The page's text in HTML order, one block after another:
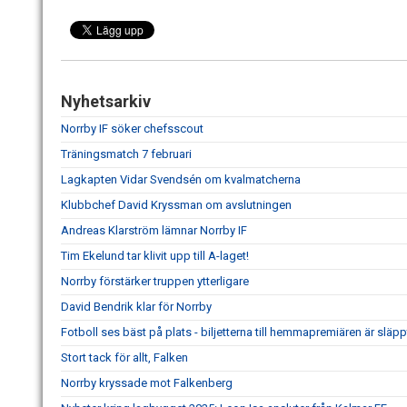
Nyhetsarkiv
Norrby IF söker chefsscout
Träningsmatch 7 februari
Lagkapten Vidar Svendsén om kvalmatcherna
Klubbchef David Kryssman om avslutningen
Andreas Klarström lämnar Norrby IF
Tim Ekelund tar klivit upp till A-laget!
Norrby förstärker truppen ytterligare
David Bendrik klar för Norrby
Fotboll ses bäst på plats - biljetterna till hemmapremiären är
Stort tack för allt, Falken
Norrby kryssade mot Falkenberg